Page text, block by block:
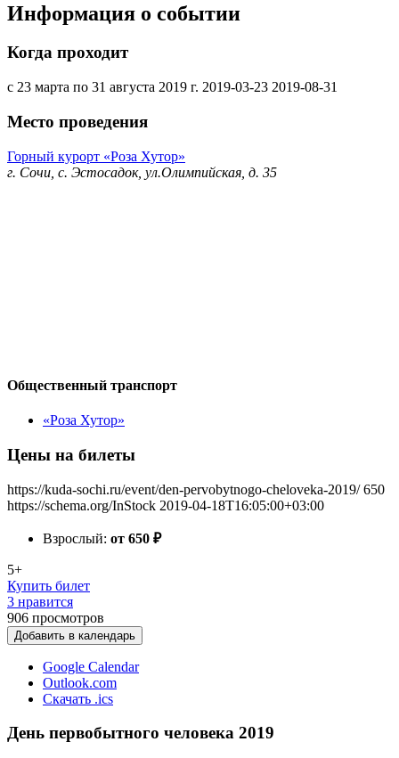
Информация о событии
Когда проходит
с 23 марта по 31 августа 2019 г. 2019-03-23 2019-08-31
Место проведения
Горный курорт «Роза Хутор»
г. Сочи, с. Эстосадок, ул.Олимпийская, д. 35
Общественный транспорт
«Роза Хутор»
Цены на билеты
https://kuda-sochi.ru/event/den-pervobytnogo-cheloveka-2019/ 650
https://schema.org/InStock 2019-04-18T16:05:00+03:00
Взрослый: от 650 ₽
5+
Купить билет
3 нравится
906 просмотров
Добавить в календарь
Google Calendar
Outlook.com
Скачать .ics
День первобытного человека 2019